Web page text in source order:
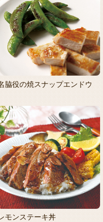
脇役の焼スナップエンドウ
モンステーキ丼